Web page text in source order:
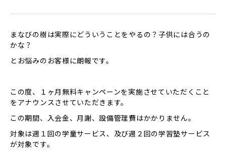
まなびの樹は実際にどういうことをやるの？子供には合うの
かな？
とお悩みのお客様に朗報です。
この度、１ヶ月無料キャンペーンを実施させていただくこと
をアナウンスさせていただきます。
この期間、入会金、月謝、設備管理費はかかりません。
対象は週１回の学童サービス、及び週２回の学習塾サービス
が対象です。